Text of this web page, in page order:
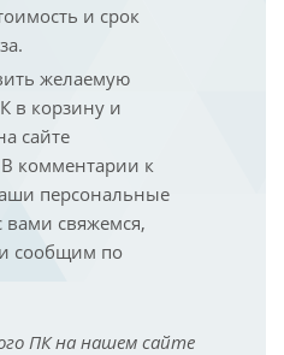
и срок
желаемую
в корзину и
сайте
В комментарии к
персональные
свяжемся,
сообщим по
ПК на нашем сайте